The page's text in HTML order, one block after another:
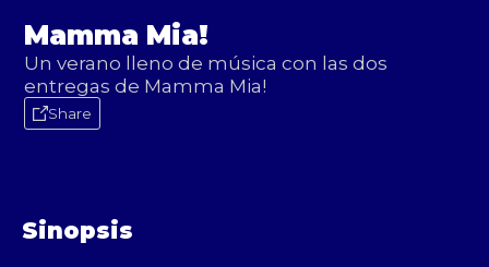
Mamma Mia!
Un verano lleno de música con las dos
entregas de Mamma Mia!
Share
Sinopsis